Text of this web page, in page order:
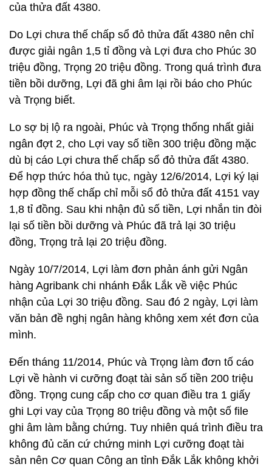
của thửa đất 4380.
Do Lợi chưa thế chấp sổ đỏ thửa đất 4380 nên chỉ
được giải ngân 1,5 tỉ đồng và Lợi đưa cho Phúc 30
triệu đồng, Trọng 20 triệu đồng. Trong quá trình đưa
tiền bồi dưỡng, Lợi đã ghi âm lại rồi báo cho Phúc
và Trọng biết.
Lo sợ bị lộ ra ngoài, Phúc và Trọng thống nhất giải
ngân đợt 2, cho Lợi vay số tiền 300 triệu đồng mặc
dù bị cáo Lợi chưa thế chấp sổ đỏ thửa đất 4380.
Để hợp thức hóa thủ tục, ngày 12/6/2014, Lợi ký lại
hợp đồng thế chấp chỉ mỗi sổ đỏ thửa đất 4151 vay
1,8 tỉ đồng. Sau khi nhận đủ số tiền, Lợi nhắn tin đòi
lại số tiền bồi dưỡng và Phúc đã trả lại 30 triệu
đồng, Trọng trả lại 20 triệu đồng.
Ngày 10/7/2014, Lợi làm đơn phản ánh gửi Ngân
hàng Agribank chi nhánh Đắk Lắk về việc Phúc
nhận của Lợi 30 triệu đồng. Sau đó 2 ngày, Lợi làm
văn bản đề nghị ngân hàng không xem xét đơn của
mình.
Đến tháng 11/2014, Phúc và Trọng làm đơn tố cáo
Lợi về hành vi cưỡng đoạt tài sản số tiền 200 triệu
đồng. Trọng cung cấp cho cơ quan điều tra 1 giấy
ghi Lợi vay của Trọng 80 triệu đồng và một số file
ghi âm làm bằng chứng. Tuy nhiên quá trình điều tra
không đủ căn cứ chứng minh Lợi cưỡng đoạt tài
sản nên Cơ quan Công an tỉnh Đắk Lắk không khởi